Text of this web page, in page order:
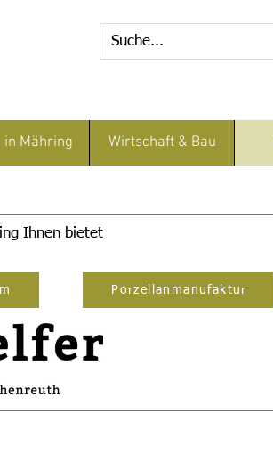
in Mähring Wirtschaft & Bau
Ihnen bietet
Porzellanmanufaktur